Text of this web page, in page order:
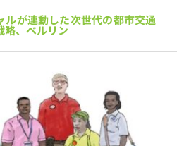
ルが連動した次世代の都市交通
略、ベルリン